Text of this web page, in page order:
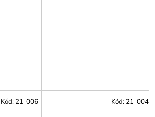
Kód: 21-006 Kód: 21-004